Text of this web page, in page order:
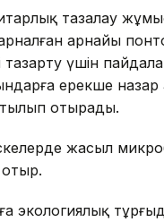
тазалау
арналған арнайы
үшін
ерекше
отырады.
жасыл
экологиялық